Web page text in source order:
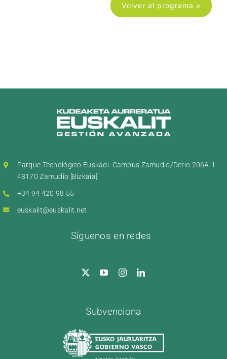
Volver al programa »
Parque Tecnológico Euskadi. Campus Zamudio/Derio.206A-1
48170 Zamudio [Bizkaia]
+34 94 420 98 55
euskalit@euskalit.net
Síguenos en redes
Subvenciona